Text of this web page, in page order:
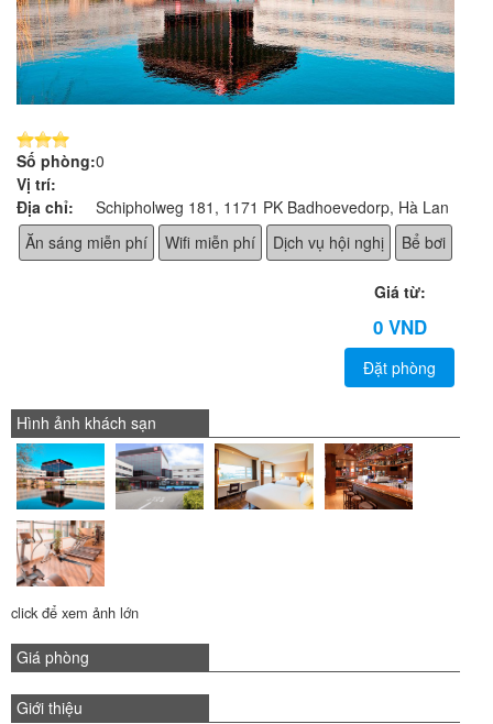
Số phòng:0
Vị trí:
Địa chỉ:
Schipholweg 181, 1171 PK Badhoevedorp, Hà Lan
Ăn sáng miễn phí
Wifi miễn phí Dịch vụ hội nghị Bể bơi
Giá từ:
0 VND
Đặt phòng
Hình ảnh khách sạn
click để xem ảnh lớn
Giá phòng
Giới thiệu